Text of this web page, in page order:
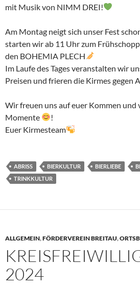
mit Musik von NIMM DREI!
Am Montag neigt sich unser Fest
starten wir ab 11 Uhr zum
den BOHEMIA PLECH
Im Laufe des Tages veranstalten wir
Preisen und frieren die Kirmes gegen
Wir freuen uns auf euer Kommen und
Momente
!
Euer Kirmesteam
ABRISS BIERKULTUR BIERLIEBE
TRINKKULTUR
ALLGEMEIN,FÖRDERVEREIN BREITAU,
2024